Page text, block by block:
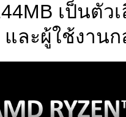
เป็นตัว
และผู้ใช้งาน